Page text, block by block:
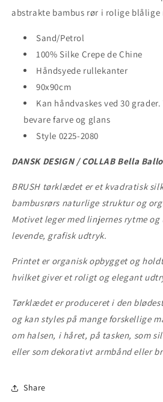
abstrakte bambus rør i rolige blålige
Sand/Petrol
100% Silke Crepe de Chine
Håndsyede rullekanter
90x90cm
Kan håndvaskes ved 30
bevare farve og glans
Style 0225-2080
DANSK DESIGN / COLLAB Bella
BRUSH tørklædet er et kvadratisk
bambusrørs naturlige struktur og
Motivet leger med linjernes rytme og
levende, grafisk udtryk.
Printet er organisk opbygget og
hvilket giver et roligt og elegant
Tørklædet er producereti den
og kan styles på mange forskellige
om halsen, i håret, på tasken, som
eller som dekorativt armbånd eller
Share